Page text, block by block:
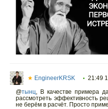
★ EngineerKRSK • 21:49
@тынц, В качестве примера
рассмотреть эффективность
не берём в расчёт. Просто